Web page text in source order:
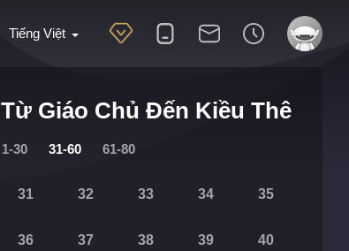
Tiếng Việt
Từ Giáo Chủ Đến Kiều Thê
1-30 31-60 61-80
31 32 33 34 35
36 37 38 39 40